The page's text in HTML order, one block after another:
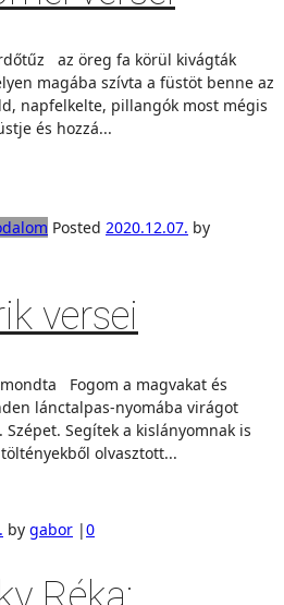
az öreg fa körül kivágták
magába szívta a füstöt benne az
napfelkelte, pillangók most mégis
és hozzá...
Posted 2020.12.07. by
versei
Fogom a magvakat és
lánctalpas-nyomába virágot
Szépet. Segítek a kislányomnak is
olvasztott...
by gabor |0